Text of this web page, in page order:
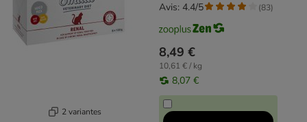
2 variantes
8,49 €
10,61 € / kg
8,07 €
Avis: 4.4/5 (83)